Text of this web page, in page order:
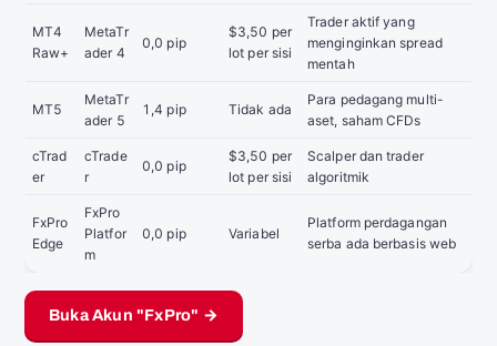
MT4
Raw+
MetaTr
ader 4
0,0 pip
$3,50 per
lot per sisi
Trader aktif yang
menginginkan spread
mentah
MT5
MetaTr
ader 5
1,4 pip Tidak ada
Para pedagang multi-
aset, saham CFDs
cTrad
er
cTrade
r
0,0 pip
$3,50 per
lot per sisi
Scalper dan trader
algoritmik
FxPro
Edge
FxPro
Platfor
m
0,0 pip Variabel
Platform perdagangan
serba ada berbasis web
Buka Akun "FxPro" →